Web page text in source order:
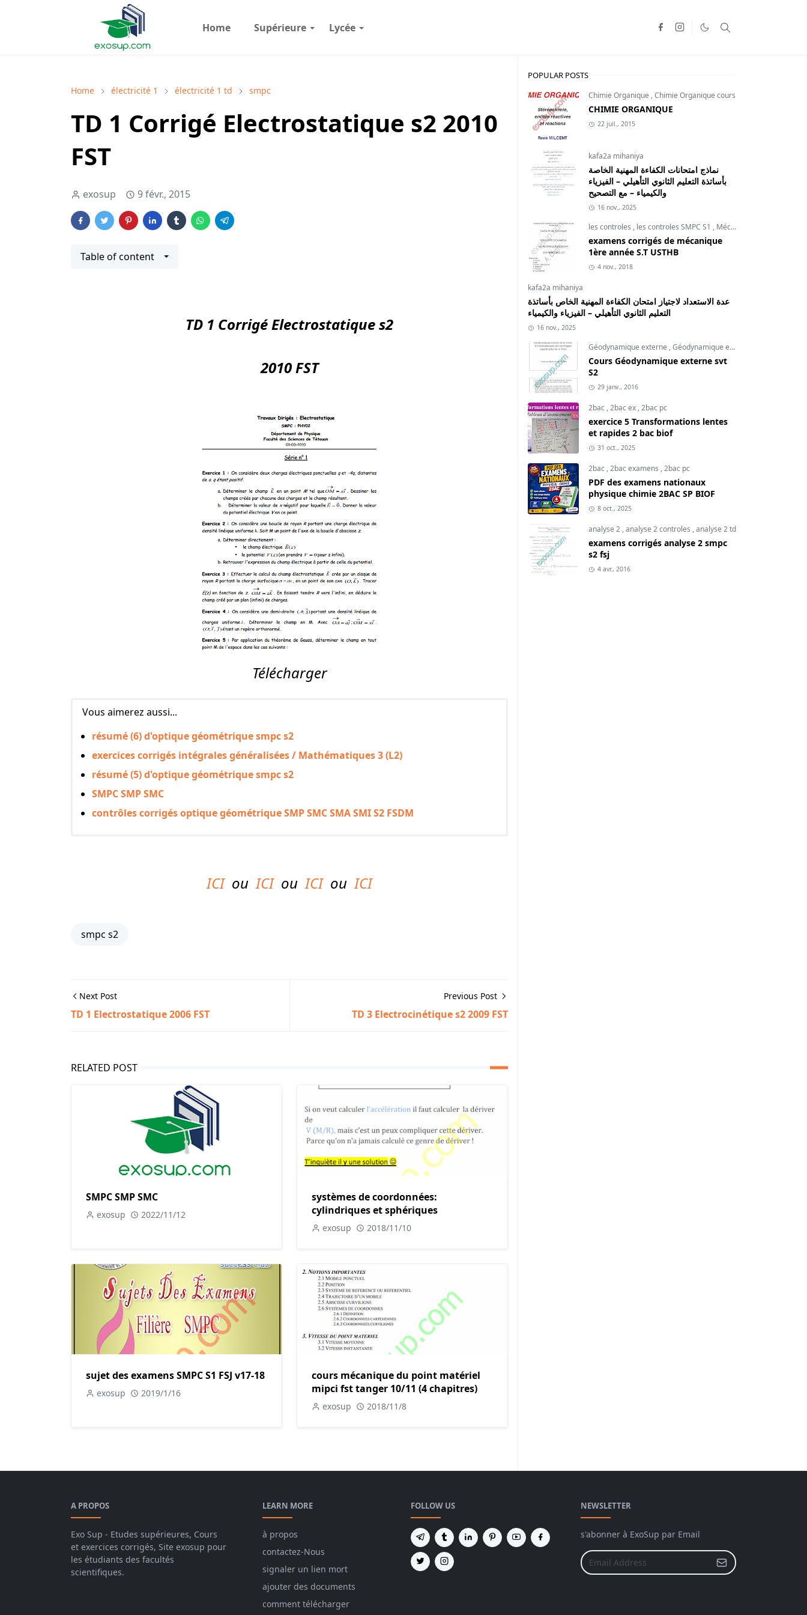
Home Supérieure Lycée
Home électricité 1 électricité 1 td smpc
TD 1 Corrigé Electrostatique s2 2010
FST
exosup 9 févr., 2015
Table of content
TD 1 Corrigé Electrostatique s2
2010 FST
Télécharger
Vous aimerez aussi...
résumé (6) d'optique géométrique smpc s2
exercices corrigés intégrales généralisées / Mathématiques 3 (L2)
résumé (5) d'optique géométrique smpc s2
SMPC SMP SMC
contrôles corrigés optique géométrique SMP SMC SMA SMI S2 FSDM
ICIouICIouICIouICI
smpc s2
Next Post
TD 1 Electrostatique 2006 FST
Previous Post
TD 3 Electrocinétique s2 2009 FST
RELATED POST
SMPC SMP SMC
exosup 2022/11/12
systèmes de coordonnées:
cylindriques et sphériques
exosup 2018/11/10
sujet des examens SMPC S1 FSJ v17-18
exosup 2019/1/16
cours mécanique du point matériel
mipci fst tanger 10/11 (4 chapitres)
exosup 2018/11/8
POPULAR POSTS
Chimie Organique ,Chimie Organique cours
CHIMIE ORGANIQUE
22 juil., 2015
kafa2a mihaniya
نماذج امتحانات الكفاءة المهنية الخاصة
بأساتذة التعليم الثانوي التأهيلي – الفيزياء
والكيمياء – مع التصحيح
16 nov., 2025
les controles , les controles SMPC S1 , Mécanique du point
examens corrigés de mécanique
1ère année S.T USTHB
4 nov., 2018
kafa2a mihaniya
عدة الاستعداد لاجتياز امتحان الكفاءة المهنية الخاص بأساتذة
التعليم الثانوي التأهيلي – الفيزياء والكيمياء
16 nov., 2025
Géodynamique externe ,Géodynamique externe cours
Cours Géodynamique externe svt
S2
29 janv., 2016
2bac,2bac ex,2bac pc
exercice 5 Transformations lentes
et rapides 2 bac biof
31 oct., 2025
2bac,2bac examens ,2bac pc
PDF des examens nationaux
physique chimie 2BAC SP BIOF
8 oct., 2025
analyse 2,analyse 2 controles ,analyse 2 td
examens corrigés analyse 2 smpc
s2 fsj
4 avr., 2016
A PROPOS
Exo Sup - Etudes supérieures, Cours
et exercices corrigés, Site exosup pour
les étudiants des facultés
scientifiques.
LEARN MORE
à propos
contactez-Nous
signaler un lien mort
ajouter des documents
comment télécharger
FOLLOW US NEWSLETTER
s'abonner à ExoSup par Email